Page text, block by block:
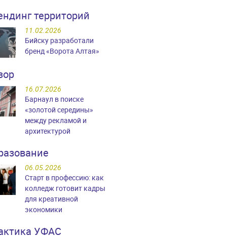
территорий
11.02.2026
Бийску разработали
бренд «Ворота Алтая»
16.07.2026
Барнаул в поиске
«золотой середины»
между рекламой и
архитектурой
06.05.2026
Старт в профессию: как
колледж готовит кадры
для креативной
экономики
УФАС